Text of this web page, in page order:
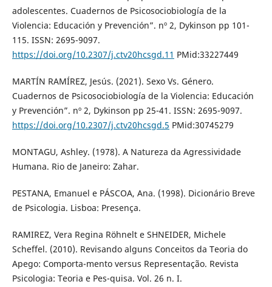
adolescentes. Cuadernos de Psicosociobiología de la
Violencia: Educación y Prevención”. nº 2, Dykinson pp 101-
115. ISSN: 2695-9097.
https://doi.org/10.2307/j.ctv20hcsgd.11 PMid:33227449
MARTÍN RAMÍREZ, Jesús. (2021). Sexo Vs. Género.
Cuadernos de Psicosociobiología de la Violencia: Educación
y Prevención”. nº 2, Dykinson pp 25-41. ISSN: 2695-9097.
https://doi.org/10.2307/j.ctv20hcsgd.5 PMid:30745279
MONTAGU, Ashley. (1978). A Natureza da Agressividade
Humana. Rio de Janeiro: Zahar.
PESTANA, Emanuel e PÁSCOA, Ana. (1998). Dicionário Breve
de Psicologia. Lisboa: Presença.
RAMIREZ, Vera Regina Röhnelt e SHNEIDER, Michele
Scheffel. (2010). Revisando alguns Conceitos da Teoria do
Apego: Comporta-mento versus Representação. Revista
Psicologia: Teoria e Pes-quisa. Vol. 26 n. I.